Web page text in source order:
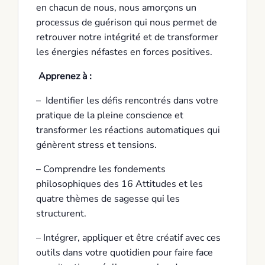
en chacun de nous, nous amorçons un
processus de guérison qui nous permet de
retrouver notre intégrité et de transformer
les énergies néfastes en forces positives.
Apprenez à :
– Identifier les défis rencontrés dans votre
pratique de la pleine conscience et
transformer les réactions automatiques qui
génèrent stress et tensions.
– Comprendre les fondements
philosophiques des 16 Attitudes et les
quatre thèmes de sagesse qui les
structurent.
– Intégrer, appliquer et être créatif avec ces
outils dans votre quotidien pour faire face